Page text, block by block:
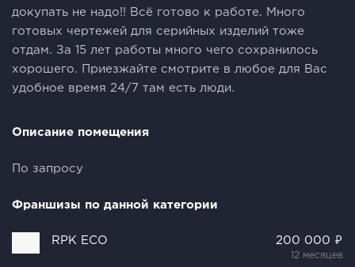
докупать не надо!! Всё готово к работе. Много
готовых чертежей для серийных изделий тоже
отдам. За 15 лет работы много чего сохранилось
хорошего. Приезжайте смотрите в любое для Вас
удобное время 24/7 там есть люди.
Описание помещения
По запросу
Франшизы по данной категории
RPK ECO 200 000 ₽
12 месяцев